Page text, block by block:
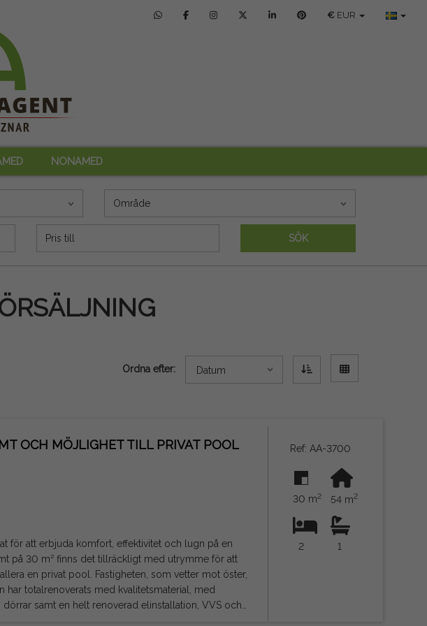
€ EUR
NONAMED
Område
SÖK
Ordna efter: Datum
OCH MÖJLIGHET TILL PRIVAT POOL
för att erbjuda komfort, effektivitet och lugn på en
på 30 m² finns det tillräckligt med utrymme för att
som vetter mot öster,
har totalrenoverats med kvalitetsmaterial, med
samt en helt renoverad elinstallation, VVS och
Ref: AA-3700
30 m2 54 m2
2 1